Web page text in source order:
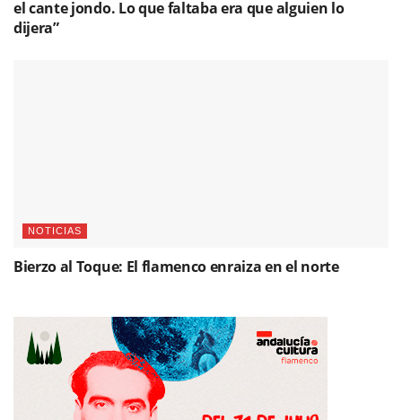
el cante jondo. Lo que faltaba era que alguien lo
dijera”
NOTICIAS
Bierzo al Toque: El flamenco enraiza en el norte